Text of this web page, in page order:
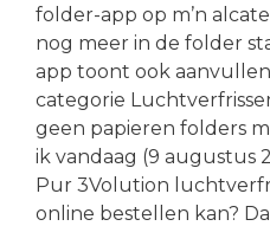
folder-app op m’n
nog meer in de folder
app toont ook
categorie
geen papieren folders
ik vandaag (9 augustus
Pur 3Volution
online bestellen kan?